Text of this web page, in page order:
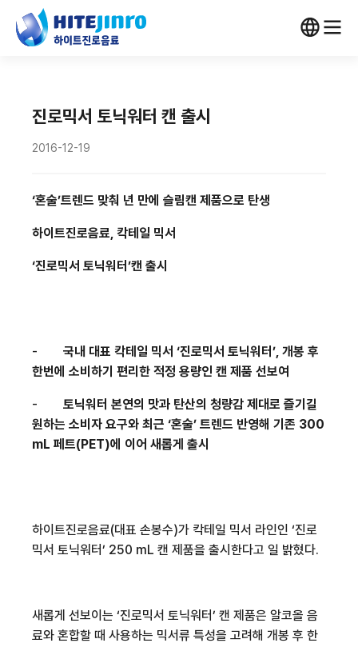
진로믹서 토닉워터 캔 출시
2016-12-19
‘혼술’트렌드 맞춰 년 만에 슬림캔 제품으로 탄생
하이트진로음료, 칵테일 믹서
‘진로믹서 토닉워터 ’캔 출시
- 국내 대표 칵테일 믹서 ‘진로믹서 토닉워터 ’, 개봉 후
한번에 소비하기 편리한 적정 용량인 캔 제품 선보여
-
토닉워터 본연의 맛과 탄산의 청량감 제대로 즐기길
원하는 소비자 요구와 최근 ‘혼술’ 트렌드 반영해 기존 300
mL 페트(PET)에 이어 새롭게 출시
하이트진로음료(대표 손봉수)가 칵테일 믹서 라인인 ‘진로
믹서 토닉워터’ 250 mL 캔 제품을 출시한다고 일 밝혔다.
새롭게 선보이는 ‘진로믹서 토닉워터’ 캔 제품은 알코올 음
료와 혼합할 때 사용하는 믹서류 특성을 고려해 개봉 후 한